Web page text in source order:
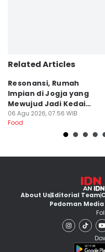
Related Articles
Resonansi, Rumah
Impian di Jogja yang
Mewujud Jadi Kedai
Ramen dan Burger
06 Agu 2026, 07:56 WIB
Food
About UsEditorial Team
Pedoman Media